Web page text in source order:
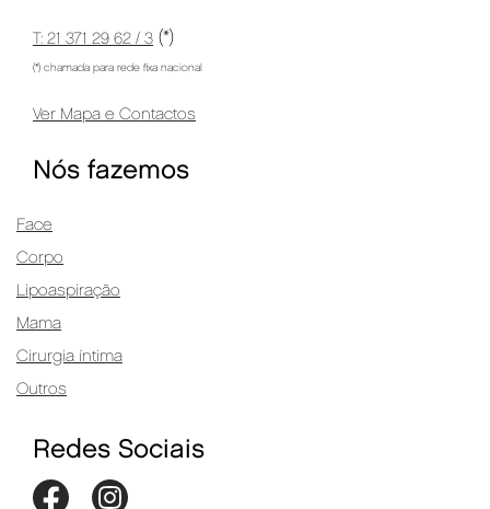
T: 21 371 29 62 / 3 (*)
(*) chamada para rede fixa nacional
Ver Mapa e Contactos
Nós fazemos
Face
Corpo
Lipoaspiração
Mama
Cirurgia íntima
Outros
Redes Sociais